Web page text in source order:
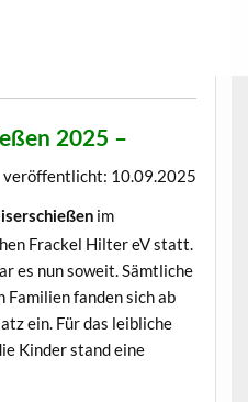
2025 –
veröffentlicht: 10.09.2025
im
Frackel Hilter eV statt.
es nun soweit. Sämtliche
fanden sich ab
ein. Für das leibliche
Kinder stand eine